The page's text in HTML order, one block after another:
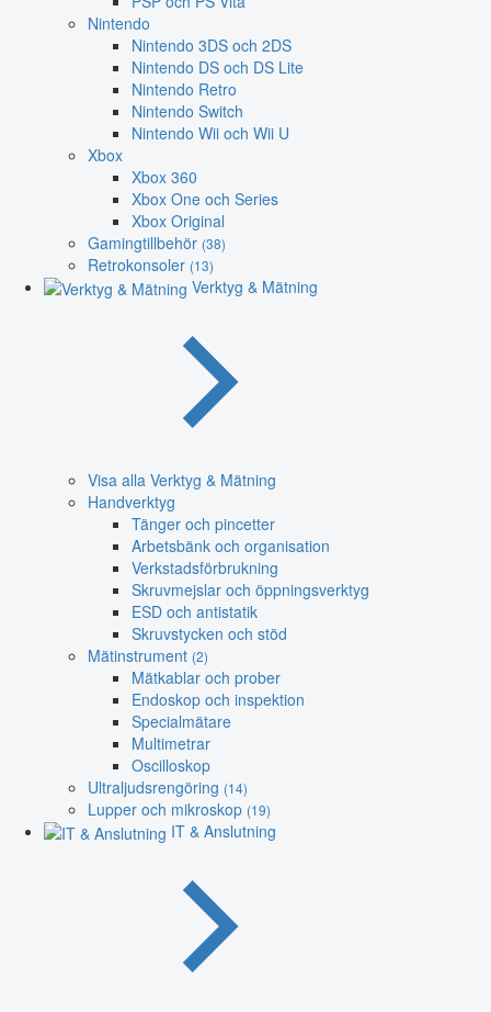
Nintendo
Nintendo 3DS och 2DS
Nintendo DS och DS Lite
Nintendo Retro
Nintendo Switch
Nintendo Wii och Wii U
Xbox
Xbox 360
Xbox One och Series
Xbox Original
Gamingtillbehör (38)
Retrokonsoler (13)
Verktyg & Mätning
Visa alla Verktyg & Mätning
Handverktyg
Tänger och pincetter
Arbetsbänk och organisation
Verkstadsförbrukning
Skruvmejslar och öppningsverktyg
ESD och antistatik
Skruvstycken och stöd
Mätinstrument (2)
Mätkablar och prober
Endoskop och inspektion
Specialmätare
Multimetrar
Oscilloskop
Ultraljudsrengöring (14)
Lupper och mikroskop (19)
IT & Anslutning